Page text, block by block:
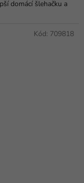
domácí šlehačku a
Kód: 709818